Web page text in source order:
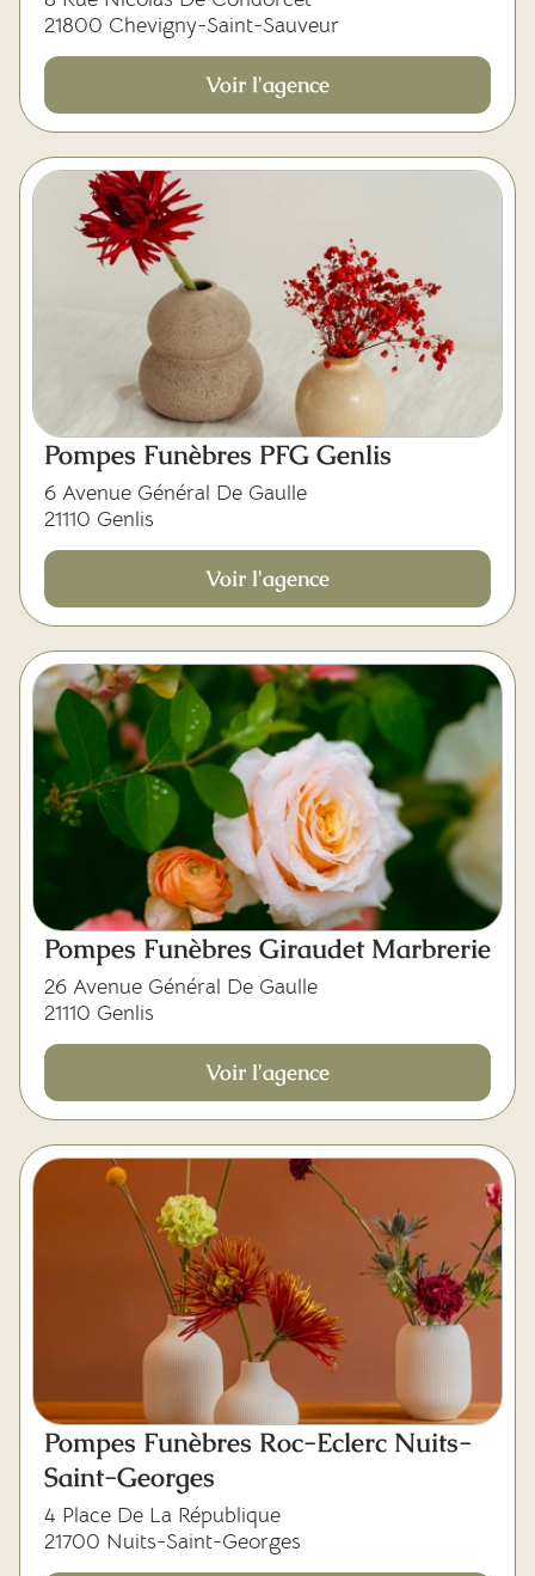
21800 Chevigny-Saint-Sauveur
Voir l'agence
Pompes Funèbres PFG Genlis
6 Avenue Général De Gaulle
21110 Genlis
Voir l'agence
Pompes Funèbres Giraudet Marbrerie
26 Avenue Général De Gaulle
21110 Genlis
Voir l'agence
Pompes Funèbres Roc-Eclerc Nuits-
Saint-Georges
4 Place De La République
21700 Nuits-Saint-Georges